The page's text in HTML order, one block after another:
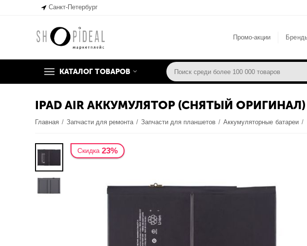
Санкт-Петербург
Промо-акции
КАТАЛОГ ТОВАРОВ
IPAD AIR АККУМУЛЯТОР (СНЯТЫЙ ОРИГИНАЛ)
Главная / Запчасти для ремонта / Запчасти для планшетов / Аккумуляторные батареи /
Скидка 23%